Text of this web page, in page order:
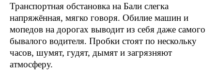
Транспортная обстановка на Бали слегка
напряжённая, мягко говоря. Обилие машин и
мопедов на дорогах выводит из себя даже самого
бывалого водителя. Пробки стоят по нескольку
часов, шумят, гудят, дымят и загрязняют
атмосферу.